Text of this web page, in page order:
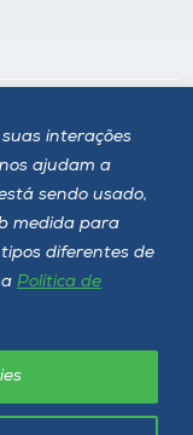
interações
ajudam a
sendo usado,
medida para
diferentes de
Política de